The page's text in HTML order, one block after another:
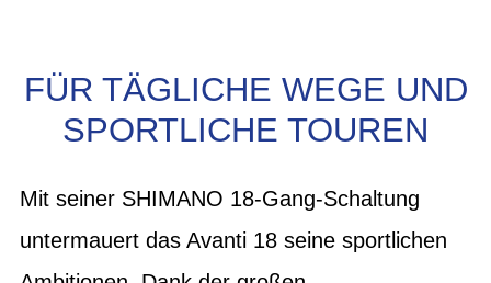
FÜR TÄGLICHE WEGE UND
SPORTLICHE TOUREN
Mit seiner SHIMANO 18-Gang-Schaltung
untermauert das Avanti 18 seine sportlichen